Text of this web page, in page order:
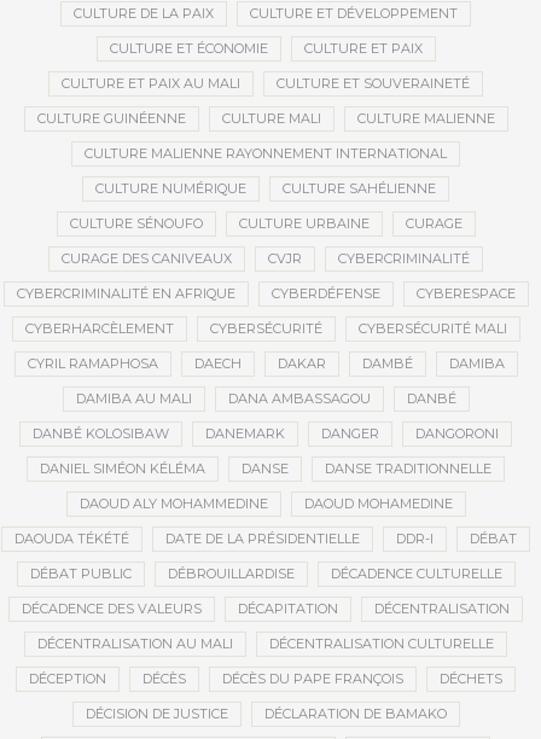
CULTURE DE LA PAIX CULTURE ET DÉVELOPPEMENT
CULTURE ET ÉCONOMIE CULTURE ET PAIX
CULTURE ET PAIX AU MALI CULTURE ET SOUVERAINETÉ
CULTURE GUINÉENNE CULTURE MALI CULTURE MALIENNE
CULTURE MALIENNE RAYONNEMENT INTERNATIONAL
CULTURE NUMÉRIQUE CULTURE SAHÉLIENNE
CULTURE SÉNOUFO CULTURE URBAINE CURAGE
CURAGE DES CANIVEAUX CVJR CYBERCRIMINALITÉ
CYBERCRIMINALITÉ EN AFRIQUE CYBERDÉFENSE CYBERESPACE
CYBERHARCÈLEMENT CYBERSÉCURITÉ CYBERSÉCURITÉ MALI
CYRIL RAMAPHOSA DAECH DAKAR DAMBÉ DAMIBA
DAMIBA AU MALI DANA AMBASSAGOU DANBÉ
DANBÉ KOLOSIBAW DANEMARK DANGER DANGORONI
DANIEL SIMÉON KÉLÉMA DANSE DANSE TRADITIONNELLE
DAOUD ALY MOHAMMEDINE DAOUD MOHAMEDINE
DAOUDA TÉKÉTÉ DATE DE LA PRÉSIDENTIELLE DDR-I DÉBAT
DÉBAT PUBLIC DÉBROUILLARDISE DÉCADENCE CULTURELLE
DÉCADENCE DES VALEURS DÉCAPITATION DÉCENTRALISATION
DÉCENTRALISATION AU MALI DÉCENTRALISATION CULTURELLE
DÉCEPTION DÉCÈS DÉCÈS DU PAPE FRANÇOIS DÉCHETS
DÉCISION DE JUSTICE DÉCLARATION DE BAMAKO